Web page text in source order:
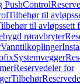
PushControl
Tilbehør til
til avløpssett
røravbryter
Vanntilkoplinger
Systemvegger
Reservedeler for
Tilbehør